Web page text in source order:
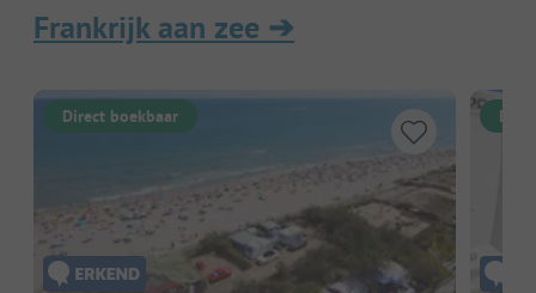
Frankrijk aan zee ➔
Direct boekbaar